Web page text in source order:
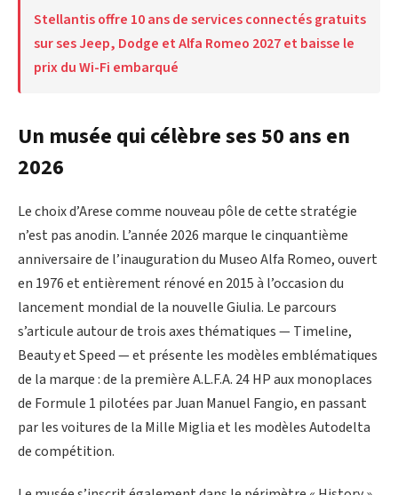
Stellantis offre 10 ans de services connectés gratuits
sur ses Jeep, Dodge et Alfa Romeo 2027 et baisse le
prix du Wi-Fi embarqué
Un musée qui célèbre ses 50 ans en
2026
Le choix d’Arese comme nouveau pôle de cette stratégie
n’est pas anodin. L’année 2026 marque le cinquantième
anniversaire de l’inauguration du Museo Alfa Romeo, ouvert
en 1976 et entièrement rénové en 2015 à l’occasion du
lancement mondial de la nouvelle Giulia. Le parcours
s’articule autour de trois axes thématiques — Timeline,
Beauty et Speed — et présente les modèles emblématiques
de la marque : de la première A.L.F.A. 24 HP aux monoplaces
de Formule 1 pilotées par Juan Manuel Fangio, en passant
par les voitures de la Mille Miglia et les modèles Autodelta
de compétition.